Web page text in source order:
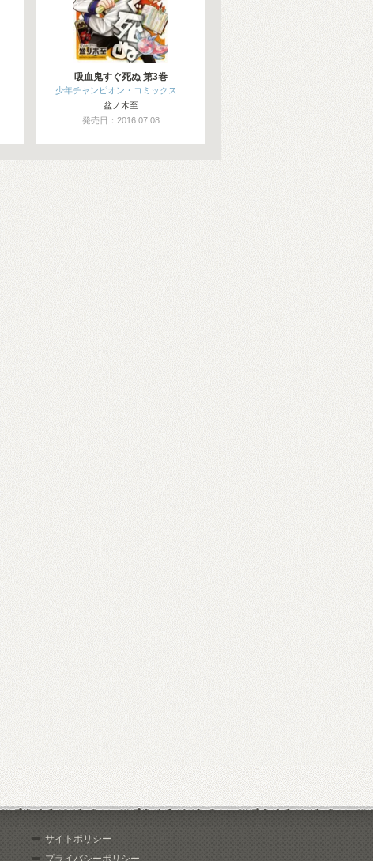
吸血鬼すぐ死ぬ 第3巻
少年チャンピオン・コミックス…
盆ノ木至
発売日：2016.07.08
サイトポリシー
プライバシーポリシー